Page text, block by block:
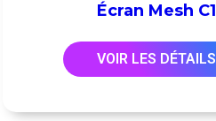
Écran Mesh C1
VOIR LES DÉTAILS